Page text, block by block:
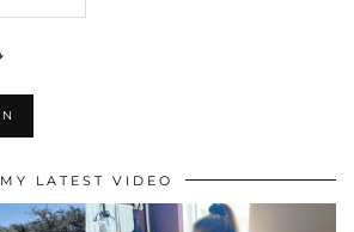
MY LATEST VIDEO